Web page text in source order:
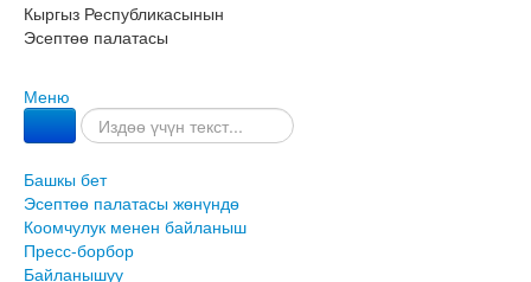
Кыргыз Республикасынын
Эсептөө палатасы
Меню
Башкы бет
Эсептөө палатасы жөнүндө
Коомчулук менен байланыш
Пресс-борбор
Байланышуу